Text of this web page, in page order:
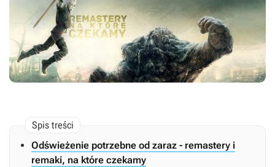
Odświeżenie potrzebne od zaraz - remastery i
remaki, na które czekamy